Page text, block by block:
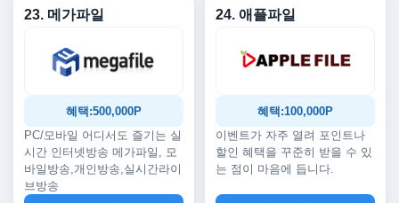
23. 메가파일
혜택:500,000P
PC/모바일 어디서도 즐기는 실
시간 인터넷방송 메가파일, 모
바일방송,개인방송,실시간라이
브방송
24. 애플파일
혜택:100,000P
이벤트가 자주 열려 포인트나
할인 혜택을 꾸준히 받을 수 있
는 점이 마음에 듭니다.